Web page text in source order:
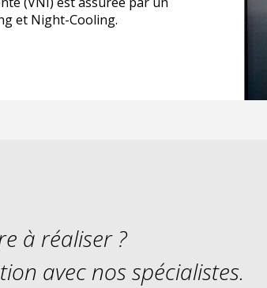
et Night-Cooling.
à réaliser ?
avec nos spécialistes.